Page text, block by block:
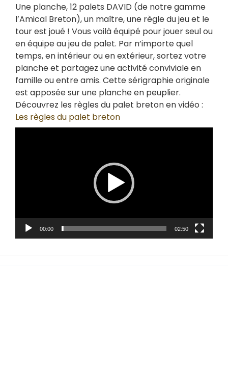
Une planche, 12 palets DAVID (de notre gamme
l’Amical Breton), un maître, une règle du jeu et le
tour est joué ! Vous voilà équipé pour jouer seul ou
en équipe au jeu de palet. Par n’importe quel
temps, en intérieur ou en extérieur, sortez votre
planche et partagez une activité conviviale en
famille ou entre amis. Cette sérigraphie originale
est apposée sur une planche en peuplier.
Découvrez les règles du palet breton en vidéo :
Les règles du palet breton
00:00 02:50